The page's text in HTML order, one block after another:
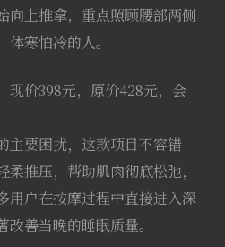
向上推拿，重点照顾腰部两侧
寒怕冷的人。
现价398元，原价428元，会
主要困扰，这款项目不容错
推压，帮助肌肉彻底松弛，
用户在按摩过程中直接进入深
善当晚的睡眠质量。